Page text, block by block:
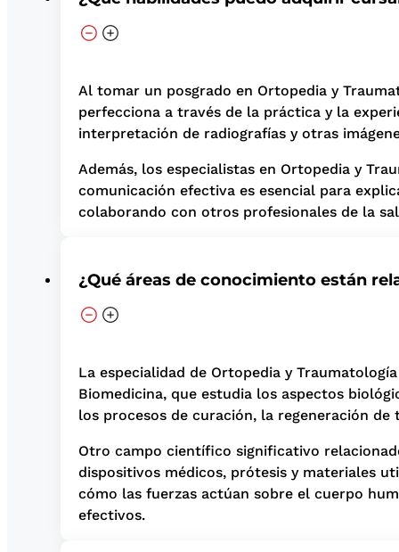
Al tomar un posgrado en Ortopedia y
perfecciona a través de la práctica y la
interpretación de radiografías y otras
Además, los especialistas en Ortopedia y
comunicación efectiva es esencial para
colaborando con otros profesionales de la
¿Qué áreas de conocimiento están
La especialidad de Ortopedia y
Biomedicina, que estudia los aspectos
los procesos de curación, la regeneración
Otro campo científico significativo
dispositivos médicos, prótesis y materiales
cómo las fuerzas actúan sobre el cuerpo
efectivos.